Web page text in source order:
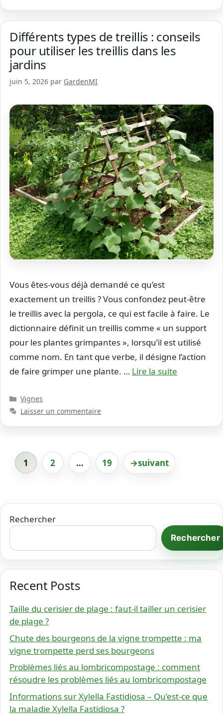
Différents types de treillis : conseils
pour utiliser les treillis dans les
jardins
juin 5, 2026 par GardenMI
Vous êtes-vous déjà demandé ce qu’est
exactement un treillis ? Vous confondez peut-être
le treillis avec la pergola, ce qui est facile à faire. Le
dictionnaire définit un treillis comme « un support
pour les plantes grimpantes », lorsqu’il est utilisé
comme nom. En tant que verbe, il désigne l’action
de faire grimper une plante. … Lire la suite
Catégories
Vignes
Laisser un commentaire
Page
1 Page
2 … Page
19 →suivant
Rechercher
Rechercher
Recent Posts
Taille du cerisier de plage : faut-il tailler un cerisier
de plage ?
Chute des bourgeons de la vigne trompette : ma
vigne trompette perd ses bourgeons
Problèmes liés au lombricompostage : comment
résoudre les problèmes liés au lombricompostage
Informations sur Xylella Fastidiosa – Qu’est-ce que
la maladie Xylella Fastidiosa ?